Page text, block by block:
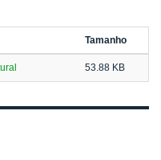
Tamanho
53.88 KB